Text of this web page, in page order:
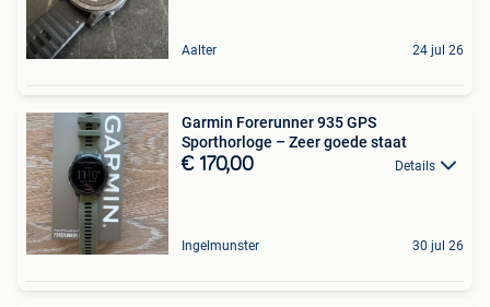
Aalter 24 jul 26
Garmin Forerunner 935 GPS
Sporthorloge – Zeer goede staat
€ 170,00 Details
Ingelmunster 30 jul 26